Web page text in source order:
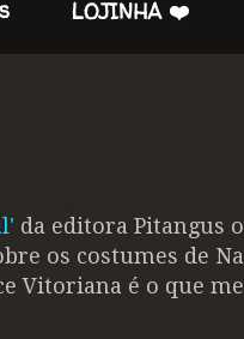
LOJINHA ❤️
da editora Pitangus
os costumes de
Vitoriana é o que me